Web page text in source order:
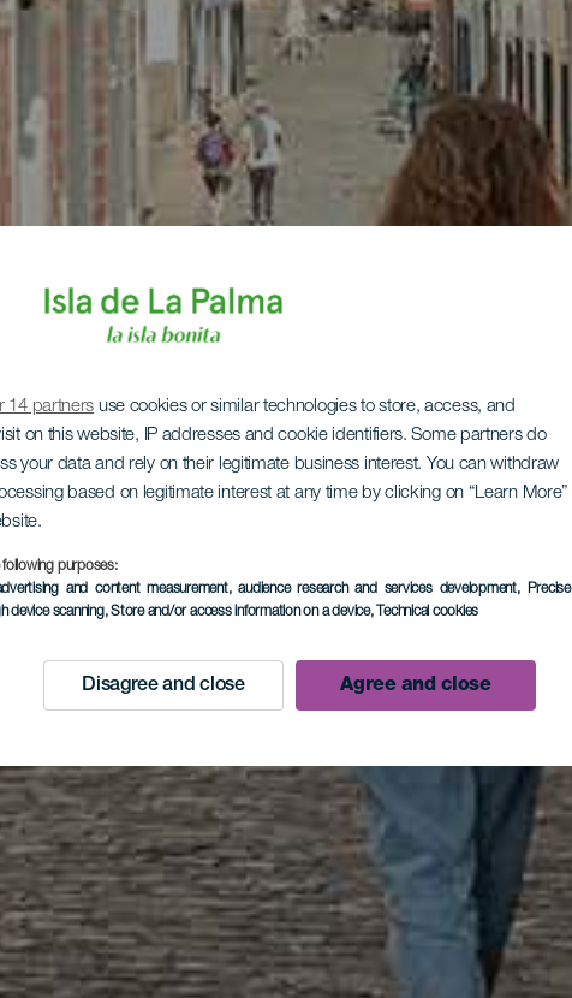
14 partners use cookies or similar technologies to store, access, and
on this website, IP addresses and cookie identifiers. Some partners do
your data and rely on their legitimate business interest. You can withdraw
based on legitimate interest at any time by clicking on “Learn More”
purposes:
and content measurement, audience research and services development, Precise
device scanning, Store and/or access information on a device, Technical cookies
Disagree and close Agree and close